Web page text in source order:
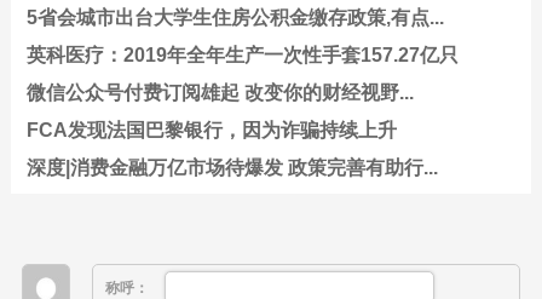
5省会城市出台大学生住房公积金缴存政策,有点...
英科医疗：2019年全年生产一次性手套157.27亿只
微信公众号付费订阅雄起 改变你的财经视野...
FCA发现法国巴黎银行，因为诈骗持续上升
深度|消费金融万亿市场待爆发 政策完善有助行...
称呼：